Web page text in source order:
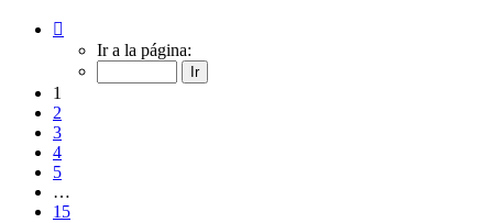
Ir a la página:
1
2
3
4
5
…
15